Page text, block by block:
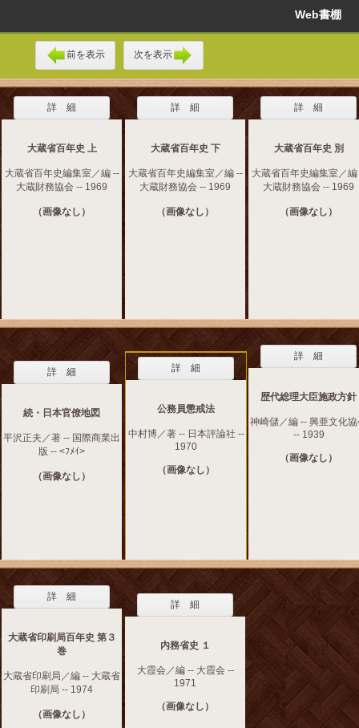
Web書棚
前を表示 次を表示
詳 細
大蔵省百年史 上
大蔵省百年史編集室／編 --
大蔵財務協会 -- 1969
（画像なし）
詳 細
大蔵省百年史 下
大蔵省百年史編集室／編 --
大蔵財務協会 -- 1969
（画像なし）
詳 細
大蔵省百年史 別
大蔵省百年史編集室／編
大蔵財務協会 -- 1969
（画像なし）
詳 細
続・日本官僚地図
平沢正夫／著 -- 国際商業出
版 -- <ﾌﾒｲ>
（画像なし）
詳 細
公務員懲戒法
中村博／著 -- 日本評論社 --
1970
（画像なし）
詳 細
歴代総理大臣施政方針
神崎儲／編 -- 興亜文化
-- 1939
（画像なし）
詳 細
大蔵省印刷局百年史 第３
巻
大蔵省印刷局／編 -- 大蔵省
印刷局 -- 1974
（画像なし）
詳 細
内務省史 １
大霞会／編 -- 大霞会 --
1971
（画像なし）